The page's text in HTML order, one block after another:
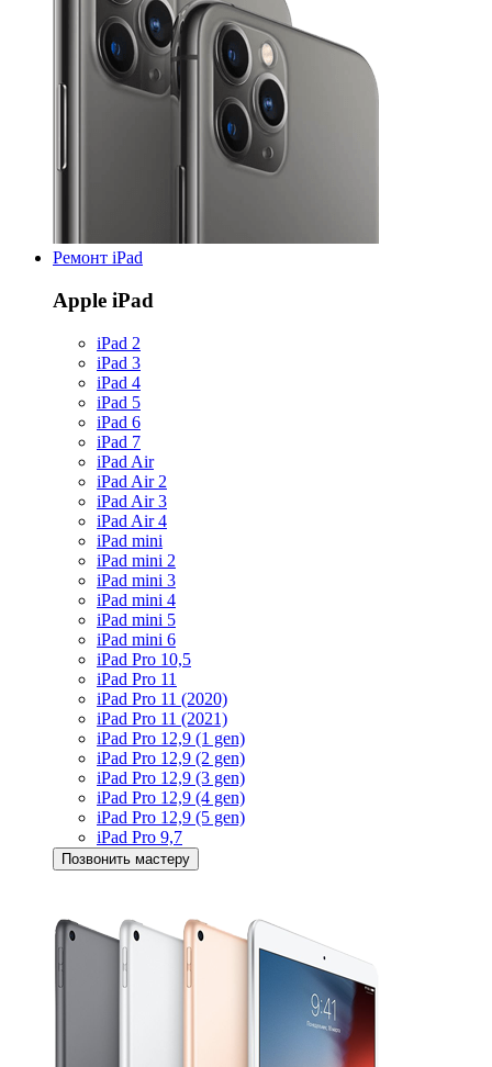
Ремонт iPad
Apple iPad
iPad 2
iPad 3
iPad 4
iPad 5
iPad 6
iPad 7
iPad Air
iPad Air 2
iPad Air 3
iPad Air 4
iPad mini
iPad mini 2
iPad mini 3
iPad mini 4
iPad mini 5
iPad mini 6
iPad Pro 10,5
iPad Pro 11
iPad Pro 11 (2020)
iPad Pro 11 (2021)
iPad Pro 12,9 (1 gen)
iPad Pro 12,9 (2 gen)
iPad Pro 12,9 (3 gen)
iPad Pro 12,9 (4 gen)
iPad Pro 12,9 (5 gen)
iPad Pro 9,7
Позвонить мастеру